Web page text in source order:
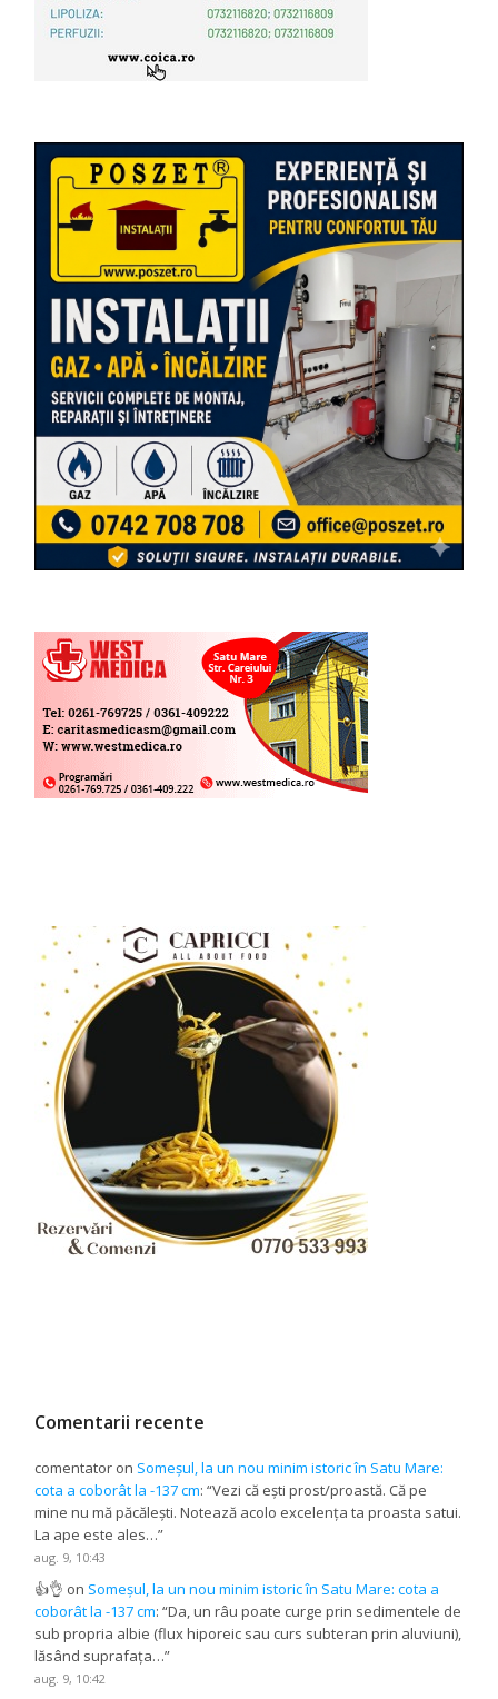
Comentarii recente
comentator on Someșul, la un nou minim istoric în Satu Mare:
cota a coborât la -137 cm: “Vezi că ești prost/proastă. Că pe
mine nu mă păcălești. Notează acolo excelența ta proasta satui.
La ape este ales…”
aug. 9, 10:43
👍👌 on Someșul, la un nou minim istoric în Satu Mare: cota a
coborât la -137 cm: “Da, un râu poate curge prin sedimentele de
sub propria albie (flux hiporeic sau curs subteran prin aluviuni),
lăsând suprafața…”
aug. 9, 10:42